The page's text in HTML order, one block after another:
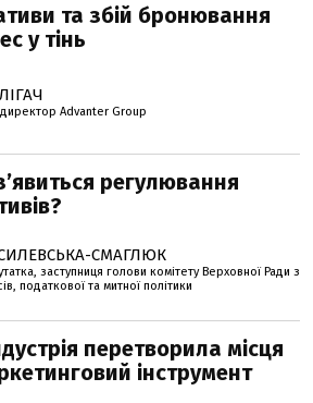
та збій бронювання
у тінь
Advanter Group
регулювання
СМАГЛЮК
заступниця голови комітету Верховної Ради з
податкової та митної політики
перетворила місця
інструмент